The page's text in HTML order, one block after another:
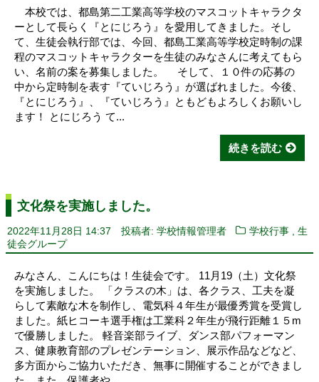
本校では、都島第二工業高等学校のマスコットキャラクタ
ーとして長らく『とにじろう』を愛用してきました。そし
て、生徒会執行部では、今回、都島工業高等学校定時制の課
程のマスコットキャラクターを生徒のみなさんに考えてもら
い、名前の案を募集しました。 そして、１０件の応募の
中から定時制を表す『ていじろう』が選ばれました。今後、
『とにじろう』、『ていじろう』ともどもよろしくお願いし
ます！ とにじろう て...
続きを読む
文化祭を実施しました。
2022年11月28日 14:37 投稿者: 学校情報管理者 学校行事 ,生
徒会グループ
みなさん、こんにちは！生徒会です。 11月19（土）文化祭
を実施しました。 「クラスの木」は、各クラス、工夫を凝
らして素敵な木を制作し、電気科４年生が最優秀賞を受賞し
ました。紙ヒコーキ選手権は工業科２年生が飛行距離１５m
で優勝しました。 軽音楽部ライブ、ダンス部パフォーマン
ス、健康教育部のプレゼンテーション、展示作品などなど、
多方面からご協力いただき、無事に開催することができまし